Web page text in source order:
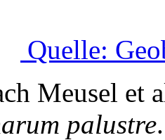
Quelle:
Meusel et
palustre.